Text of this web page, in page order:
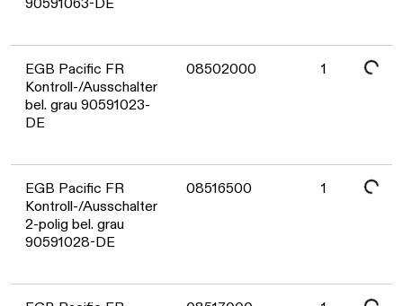
EGB Pacific FR
Kontroll-/Ausschalter
bel. grau 90591023-
DE
08502000 1
Daten werden geladen. Bitte warten...
EGB Pacific FR
Kontroll-/Ausschalter
2-polig bel. grau
90591028-DE
08516500 1
Daten werden geladen. Bitte warten...
Daten werden geladen. Bitte warten...